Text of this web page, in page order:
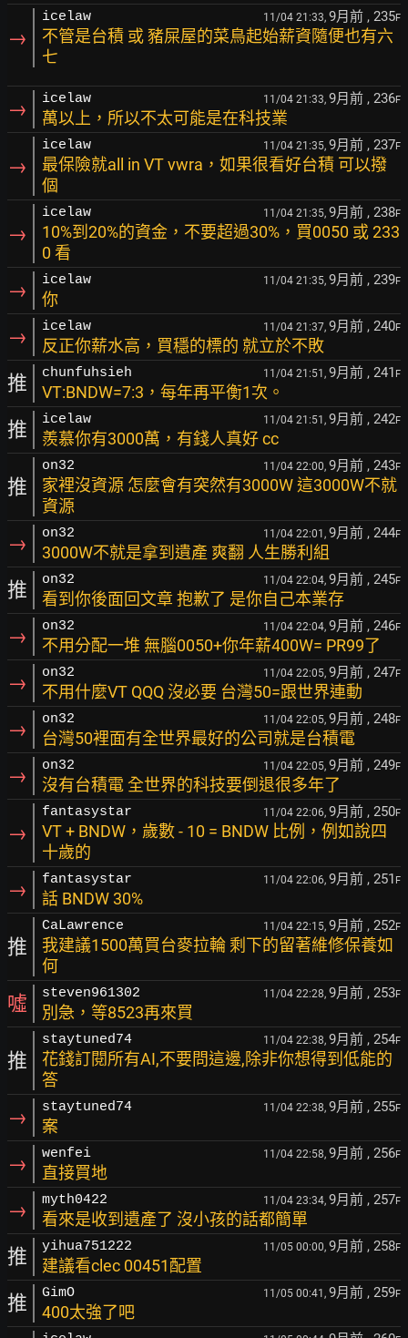
→
icelaw 11/04 21:33, 9月前 , 235F
不管是台積 或 豬屎屋的菜鳥起始薪資隨便也有六
七
→ icelaw 11/04 21:33, 9月前 , 236F
萬以上，所以不太可能是在科技業
→
icelaw 11/04 21:35, 9月前 , 237F
最保險就all in VT vwra，如果很看好台積 可以撥
個
→
icelaw 11/04 21:35, 9月前 , 238F
10%到20%的資金，不要超過30%，買0050 或 233
0 看
→ icelaw 11/04 21:35, 9月前 , 239F
你
→ icelaw 11/04 21:37, 9月前 , 240F
反正你薪水高，買穩的標的 就立於不敗
推 chunfuhsieh 11/04 21:51, 9月前 , 241 F
VT:BNDW=7:3，每年再平衡1次。
推 icelaw 11/04 21:51, 9月前 , 242F
羨慕你有3000萬，有錢人真好 cc
推
on32 11/04 22:00, 9月前 , 243F
家裡沒資源 怎麼會有突然有3000W 這3000W不就
資源
→ on32 11/04 22:01, 9月前 , 244F
3000W不就是拿到遺產 爽翻 人生勝利組
推 on32 11/04 22:04, 9月前 , 245F
看到你後面回文章 抱歉了 是你自己本業存
→ on32 11/04 22:04, 9月前 , 246F
不用分配一堆 無腦0050+你年薪400W= PR99了
→ on32 11/04 22:05, 9月前 , 247F
不用什麼VT QQQ 沒必要 台灣50=跟世界連動
→ on32 11/04 22:05, 9月前 , 248F
台灣50裡面有全世界最好的公司就是台積電
→ on32 11/04 22:05, 9月前 , 249F
沒有台積電 全世界的科技要倒退很多年了
→
fantasystar 11/04 22:06, 9月前 , 250F
VT + BNDW，歲數 - 10 = BNDW 比例，例如說四
十歲的
→ fantasystar 11/04 22:06, 9月前 , 251 F
話 BNDW 30%
推
CaLawrence 11/04 22:15, 9月前 , 252F
我建議1500萬買台麥拉輪 剩下的留著維修保養如
何
噓 steven961302 11/04 22:28, 9月前 , 253F
別急，等8523再來買
推
staytuned74 11/04 22:38, 9月前 , 254F
花錢訂閱所有AI,不要問這邊,除非你想得到低能的
答
→ staytuned74 11/04 22:38, 9月前 , 255F
案
→ wenfei 11/04 22:58, 9月前 , 256F
直接買地
→ myth0422 11/04 23:34, 9月前 , 257F
看來是收到遺產了 沒小孩的話都簡單
推 yihua751222 11/05 00:00, 9月前 , 258F
建議看clec 00451配置
推 GimO 11/05 00:41, 9月前 , 259F
400太強了吧